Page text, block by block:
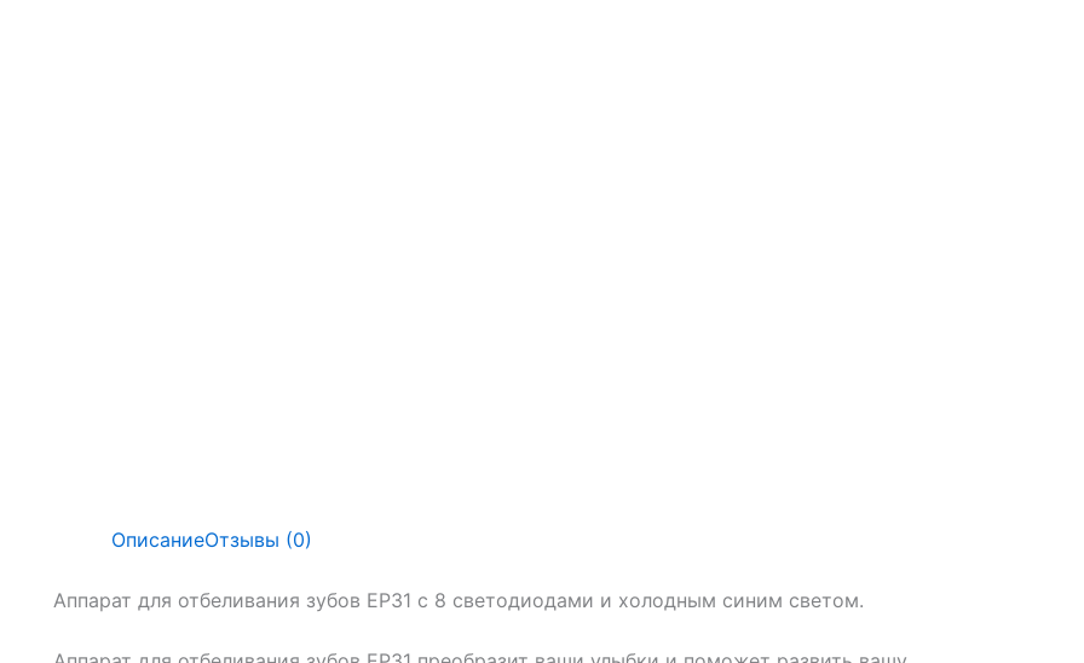
ОписаниеОтзывы (0)
Аппарат для отбеливания зубов EP31 с 8 светодиодами и холодным синим светом.